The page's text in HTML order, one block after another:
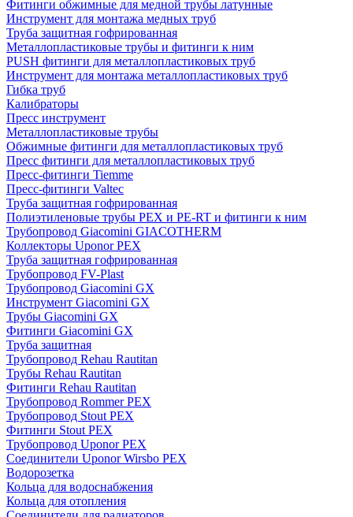
Фитинги обжимные для медной трубы латунные
Инструмент для монтажа медных труб
Труба защитная гофрированная
Металлопластиковые трубы и фитинги к ним
PUSH фитинги для металлопластиковых труб
Инструмент для монтажа металлопластиковых труб
Гибка труб
Калибраторы
Пресс инструмент
Металлопластиковые трубы
Обжимные фитинги для металлопластиковых труб
Пресс фитинги для металлопластиковых труб
Пресс-фитинги Tiemme
Пресс-фитинги Valtec
Труба защитная гофрированная
Полиэтиленовые трубы PEX и PE-RT и фитинги к ним
Трубопровод Giacomini GIACOTHERM
Коллекторы Uponor PEX
Труба защитная гофрированная
Трубопровод FV-Plast
Трубопровод Giacomini GX
Инструмент Giacomini GX
Трубы Giacomini GX
Фитинги Giacomini GX
Труба защитная
Трубопровод Rehau Rautitan
Трубы Rehau Rautitan
Фитинги Rehau Rautitan
Трубопровод Rommer PEX
Трубопровод Stout PEX
Фитинги Stout PEX
Трубопровод Uponor PEX
Соединители Uponor Wirsbo PEX
Водорозетка
Кольца для водоснабжения
Кольца для отопления